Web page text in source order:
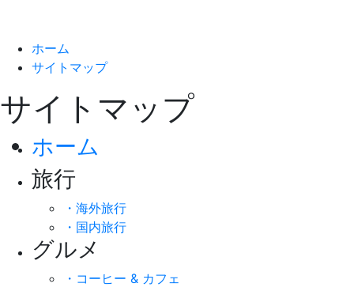
ホーム
サイトマップ
サイトマップ
ホーム
旅行
・海外旅行
・国内旅行
グルメ
・コーヒー & カフェ